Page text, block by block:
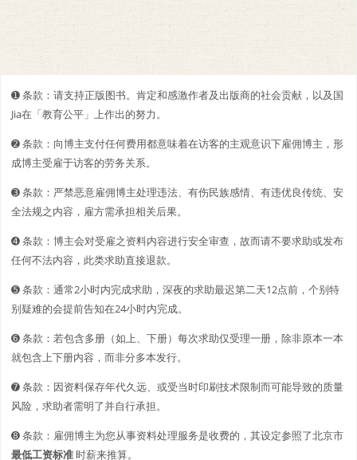
➊️ 条款：请支持正版图书。肯定和感激作者及出版商的社会贡献，以及国
Jia在「教育公平」上作出的努力。
➋️️ 条款：向博主支付任何费用都意味着在访客的主观意识下雇佣博主，形
成博主受雇于访客的劳务关系。
➌ 条款：严禁恶意雇佣博主处理违法、有伤民族感情、有违优良传统、安
全法规之内容，雇方需承担相关后果。
➍ 条款：博主会对受雇之资料内容进行安全审查，故而请不要求助或发布
任何不法内容，此类求助直接退款。
➎ 条款：通常2小时内完成求助，深夜的求助最迟第二天12点前，个别特
别疑难的会提前告知在24小时内完成。
➏ 条款：若包含多册（如上、下册）每次求助仅受理一册，除非原本一本
就包含上下册内容，而非分多本发行。
➐ 条款：因资料保存年代久远、或受当时印刷技术限制而可能导致的质量
风险，求助者需明了并自行承担。
➑ 条款：雇佣博主为您从事资料处理服务是收费的，其设定参照了北京市
最低工资标准时薪来推算。